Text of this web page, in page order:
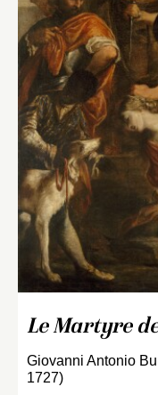
Le Martyre
Giovanni Antonio
1727)